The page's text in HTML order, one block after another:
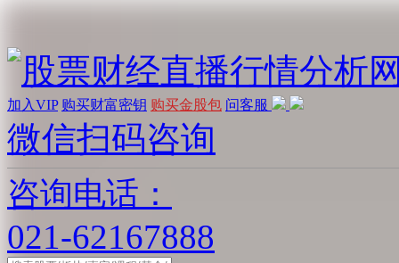
加入VIP 购买财富密钥 购买金股包 问客服
微信扫码咨询
咨询电话：
021-62167888